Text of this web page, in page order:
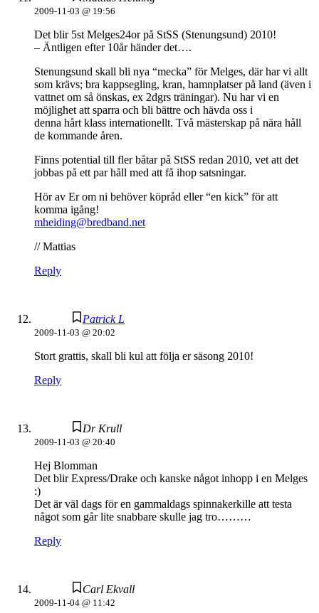
2009-11-03 @ 19:56
Det blir 5st Melges24or på StSS (Stenungsund) 2010!
– Äntligen efter 10år händer det….
Stenungsund skall bli nya “mecka” för Melges, där har vi allt
som krävs; bra kappsegling, kran, hamnplatser på land (även i
vattnet om så önskas, ex 2dgrs träningar). Nu har vi en
möjlighet att sparra och bli bättre och hävda oss i
denna hårt klass internationellt. Två mästerskap på nära håll
de kommande åren.
Finns potential till fler båtar på StSS redan 2010, vet att det
jobbas på ett par håll med att få ihop satsningar.
Hör av Er om ni behöver köpråd eller “en kick” för att
komma igång!
mheiding@bredband.net
// Mattias
Reply
Patrick L
2009-11-03 @ 20:02
Stort grattis, skall bli kul att följa er säsong 2010!
Reply
Dr Krull
2009-11-03 @ 20:40
Hej Blomman
Det blir Express/Drake och kanske något inhopp i en Melges
:)
Det är väl dags för en gammaldags spinnakerkille att testa
något som går lite snabbare skulle jag tro………
Reply
Carl Ekvall
2009-11-04 @ 11:42